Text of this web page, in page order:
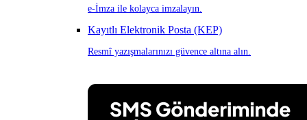
e-İmza ile kolayca imzalayın.
Kayıtlı Elektronik Posta (KEP)
Resmî yazışmalarınızı güvence altına alın.